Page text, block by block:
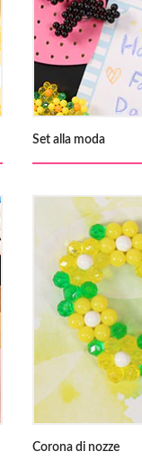
Set alla moda
Corona di nozze